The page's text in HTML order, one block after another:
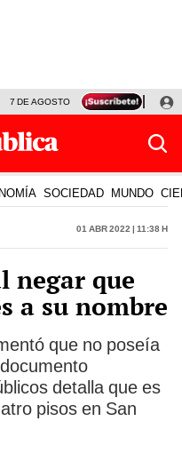
7 DE AGOSTO TINKA RESULTADOS
SOCIEDAD MUNDO
01 Abr 2022 | 11:38 h
negar que
a su nombre
que no poseía
detalla que es
pisos en San